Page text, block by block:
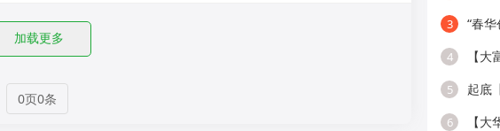
加载更多
0页0条
3 “春
4 【大
5 起底【阿
6 【大华